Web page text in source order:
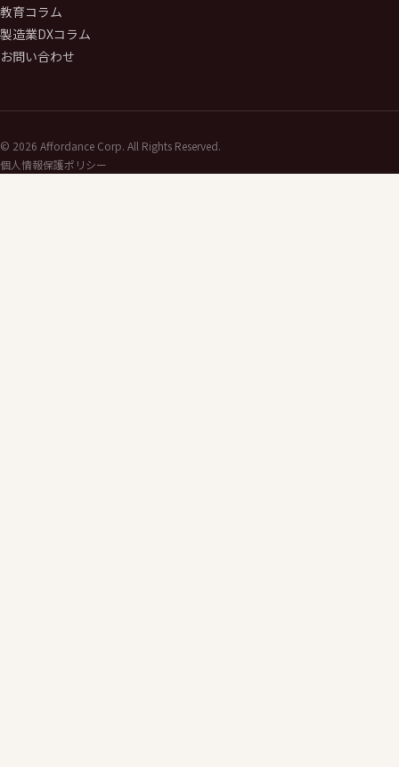
教育コラム
製造業DXコラム
お問い合わせ
© 2026 Affordance Corp. All Rights Reserved.
個人情報保護ポリシー